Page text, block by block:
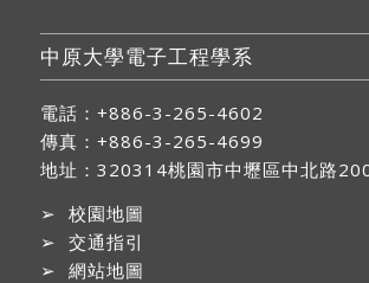
中原大學電子工程學系
電話：+886-3-265-4602
傳真：+886-3-265-4699
地址： 320314桃園市中壢區中北路
➢ 校園地圖
➢ 交通指引
➢ 網站地圖